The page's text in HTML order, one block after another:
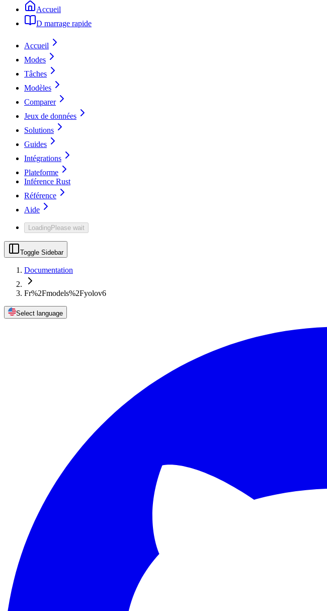
Accueil
D marrage rapide
Accueil
Modes
Tâches
Modèles
Comparer
Jeux de données
Solutions
Guides
Intégrations
Plateforme
Inférence Rust
Référence
Aide
LoadingPlease wait
Toggle Sidebar
Documentation
Fr%2Fmodels%2Fyolov6
Select language